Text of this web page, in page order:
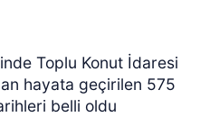
Toplu Konut İdaresi
hayata geçirilen 575
belli oldu